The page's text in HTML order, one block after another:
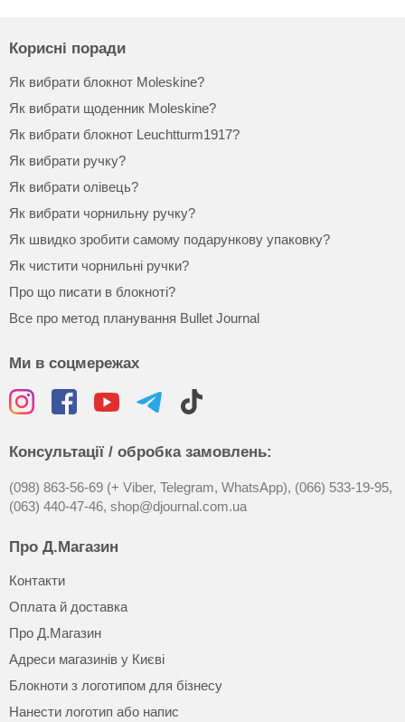
Корисні поради
Як вибрати блокнот Moleskine?
Як вибрати щоденник Moleskine?
Як вибрати блокнот Leuchtturm1917?
Як вибрати ручку?
Як вибрати олівець?
Як вибрати чорнильну ручку?
Як швидко зробити самому подарункову упаковку?
Як чистити чорнильні ручки?
Про що писати в блокноті?
Все про метод планування Bullet Journal
Ми в соцмережах
Консультації / обробка замовлень:
(098) 863-56-69 (+ Viber, Telegram, WhatsApp), (066) 533-19-95,
(063) 440-47-46, shop@djournal.com.ua
Про Д.Магазин
Контакти
Оплата й доставка
Про Д.Магазин
Адреси магазинів у Києві
Блокноти з логотипом для бізнесу
Нанести логотип або напис